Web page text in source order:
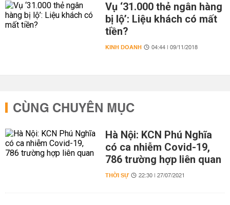
Vụ ‘31.000 thẻ ngân hàng
bị lộ’: Liệu khách có mất
tiền?
KINH DOANH 04:44 | 09/11/2018
CÙNG CHUYÊN MỤC
Hà Nội: KCN Phú Nghĩa
có ca nhiễm Covid-19,
786 trường hợp liên quan
THỜI SỰ 22:30 | 27/07/2021